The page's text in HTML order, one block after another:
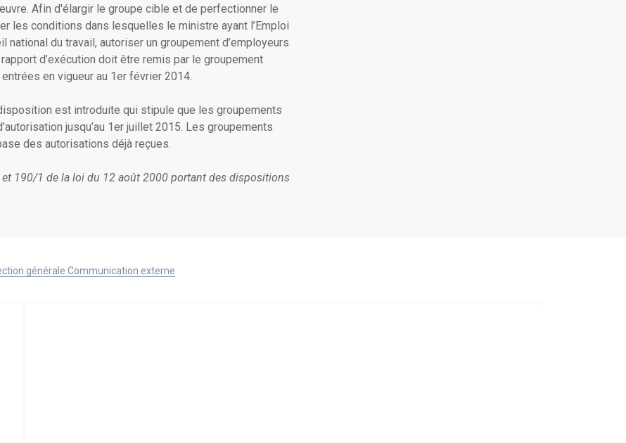
Afin d'élargir le groupe cible et de perfectionner le
les conditions dans lesquelles le ministre ayant l’Emploi
du travail, autoriser un groupement d’employeurs
d’exécution doit être remis par le groupement
en vigueur au 1er février 2014.
est introduite qui stipule que les groupements
jusqu’au 1er juillet 2015. Les groupements
des autorisations déjà reçues.
190/1 de la loi du 12 août 2000 portant des dispositions
générale Communication externe